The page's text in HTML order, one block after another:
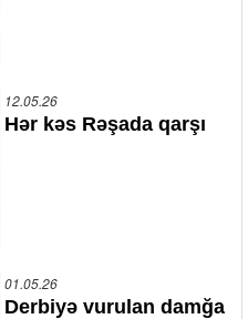
12.05.26
Hər kəs Rəşada qarşı
01.05.26
Derbiyə vurulan damğa